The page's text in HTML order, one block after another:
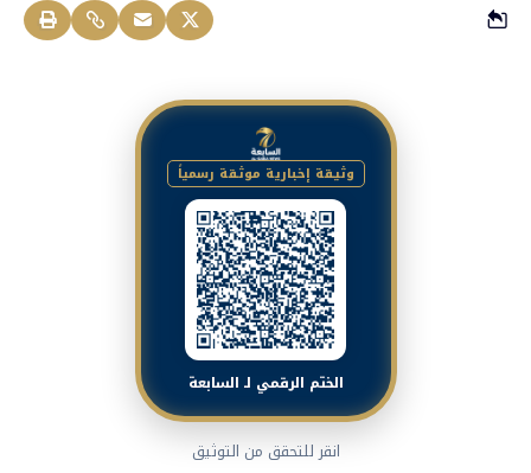
وثيقة إخبارية موثقة رسمياً
الختم الرقمي لـ السابعة
انقر للتحقق من التوثيق